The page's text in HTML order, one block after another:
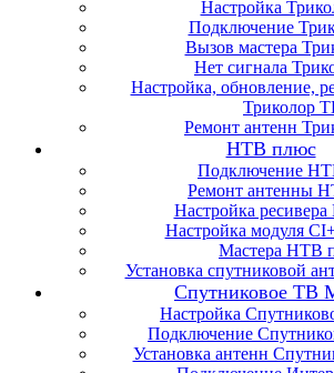
Настройка
Подключение
Вызов мастера
Нет сигнала
Настройка, обновление,
Триколор
Ремонт антенн
НТВ плюс
Подключение
Ремонт антенны
Настройка
Настройка модуля
Мастера НТВ
Установка спутниковой
Спутниковое ТВ
Настройка
Подключение
Установка антенн